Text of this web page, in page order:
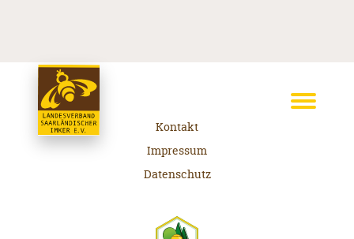
Kontakt
Impressum
Datenschutz